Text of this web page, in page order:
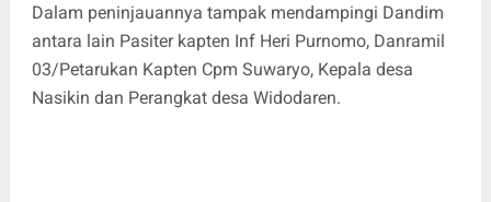
Dalam peninjauannya tampak mendampingi Dandim
antara lain Pasiter kapten Inf Heri Purnomo, Danramil
03/Petarukan Kapten Cpm Suwaryo, Kepala desa
Nasikin dan Perangkat desa Widodaren.